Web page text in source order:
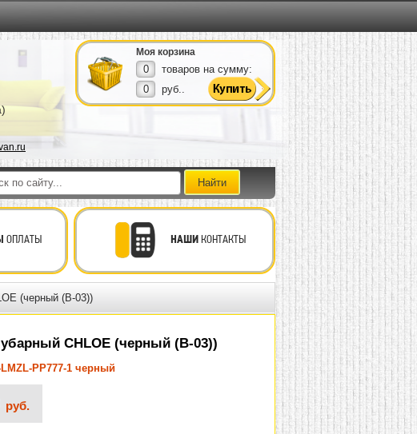
Моя корзина
0
товаров на сумму:
0
руб..
ОПЛАТЫ НАШИКОНТАКТЫ
(черный (B-03))
CHLOE (черный (B-03))
LMZL-PP777-1 черный
руб.